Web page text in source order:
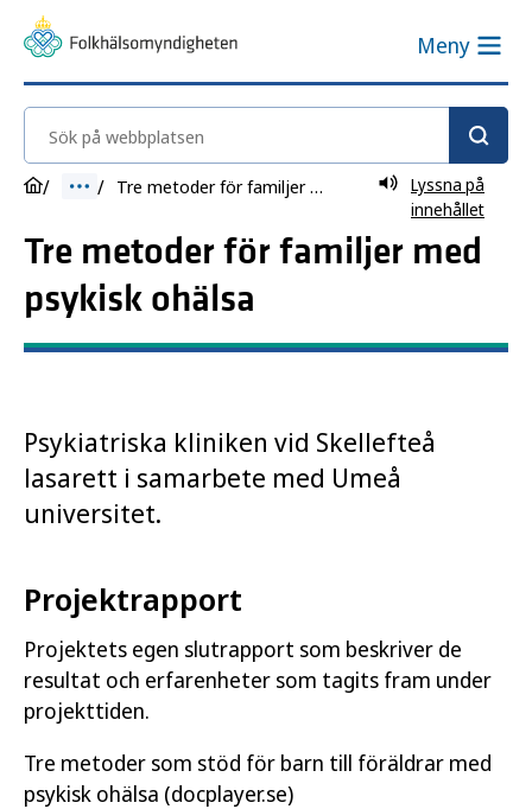
Meny
Sök på webbplatsen
Tre metoder för familjer med psykisk ohälsa
Lyssna på
innehållet
Tre metoder för familjer med
psykisk ohälsa
Psykiatriska kliniken vid Skellefteå
lasarett i samarbete med Umeå
universitet.
Projektrapport
Projektets egen slutrapport som beskriver de
resultat och erfarenheter som tagits fram under
projekttiden.
Tre metoder som stöd för barn till föräldrar med
psykisk ohälsa (docplayer.se)